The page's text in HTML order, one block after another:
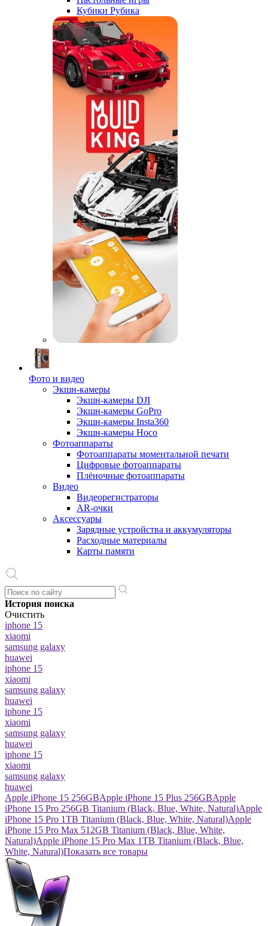
Кубики Рубика
Фото и видео
Экшн-камеры
Экшн-камеры DJI
Экшн-камеры GoPro
Экшн-камеры Insta360
Экшн-камеры Hoco
Фотоаппараты
Фотоаппараты моментальной печати
Цифровые фотоаппараты
Плёночные фотоаппараты
Видео
Видеорегистраторы
AR-очки
Аксессуары
Зарядные устройства и аккумуляторы
Расходные материалы
Карты памяти
История поиска
Очистить
iphone 15
xiaomi
samsung galaxy
huawei
iphone 15
xiaomi
samsung galaxy
huawei
iphone 15
xiaomi
samsung galaxy
huawei
iphone 15
xiaomi
samsung galaxy
huawei
Apple iPhone 15 256GBApple iPhone 15 Plus 256GBApple
iPhone 15 Pro 256GB Titanium (Black, Blue, White, Natural)Apple
iPhone 15 Pro 1TB Titanium (Black, Blue, White, Natural)Apple
iPhone 15 Pro Max 512GB Titanium (Black, Blue, White,
Natural)Apple iPhone 15 Pro Max 1TB Titanium (Black, Blue,
White, Natural)Показать все товары